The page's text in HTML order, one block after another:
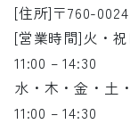
[住所]〒760-
[営業時間]火・祝
11:00 – 14:30
水・木・金・土
11:00 – 14:30